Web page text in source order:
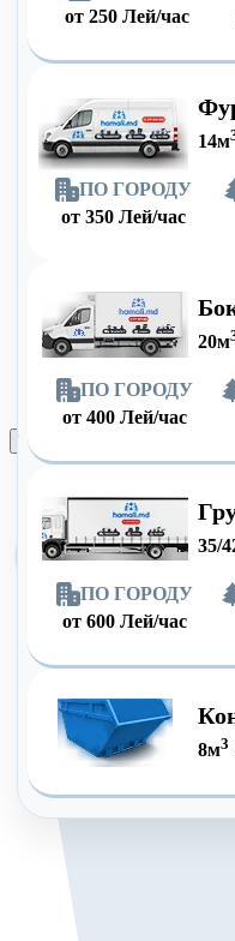
от250 Лей/час
14м
ПО ГОРОДУ
от 350 Лей/час
20м
ПО ГОРОДУ
от 400 Лей/час
35/
ПО ГОРОДУ
от 600 Лей/час
8м3
Оформить заказ